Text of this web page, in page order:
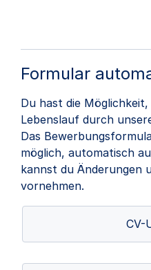
Formular
Du hast die
Lebenslauf durch
Das
möglich, automatisch
kannst du Änderungen
vornehmen.
CV-